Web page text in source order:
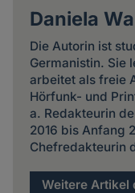
Daniela
Die Autorin ist
Germanistin. Sie
arbeitet als freie
Hörfunk- und
a. Redakteurin
2016 bis Anfang
Chefredakteurin
Weitere Artikel